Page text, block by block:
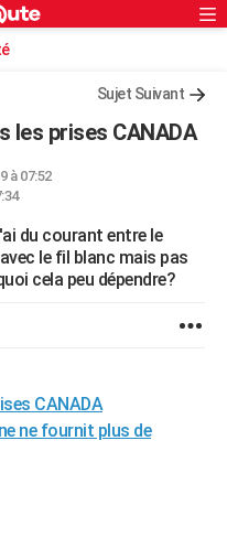
Sujet Suivant
les prises CANADA
à 07:52
du courant entre le
le fil blanc mais pas
cela peu dépendre?
CANADA
ne fournit plus de